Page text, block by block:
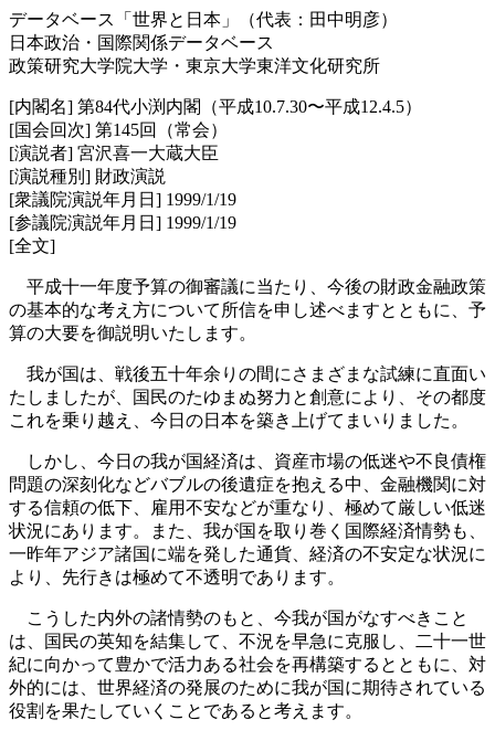
データベース「世界と日本」（代表：田中明彦）
日本政治・国際関係データベース
政策研究大学院大学・東京大学東洋文化研究所
[内閣名] 第84代小渕内閣（平成10.7.30〜平成12.4.5）
[国会回次] 第145回（常会）
[演説者] 宮沢喜一大蔵大臣
[演説種別] 財政演説
[衆議院演説年月日] 1999/1/19
[参議院演説年月日] 1999/1/19
[全文]
平成十一年度予算の御審議に当たり、今後の財政金融政策
の基本的な考え方について所信を申し述べますとともに、予
算の大要を御説明いたします。
我が国は、戦後五十年余りの間にさまざまな試練に直面い
たしましたが、国民のたゆまぬ努力と創意により、その都度
これを乗り越え、今日の日本を築き上げてまいりました。
しかし、今日の我が国経済は、資産市場の低迷や不良債権
問題の深刻化などバブルの後遺症を抱える中、金融機関に対
する信頼の低下、雇用不安などが重なり、極めて厳しい低迷
状況にあります。また、我が国を取り巻く国際経済情勢も、
一昨年アジア諸国に端を発した通貨、経済の不安定な状況に
より、先行きは極めて不透明であります。
こうした内外の諸情勢のもと、今我が国がなすべきこと
は、国民の英知を結集して、不況を早急に克服し、二十一世
紀に向かって豊かで活力ある社会を再構築するとともに、対
外的には、世界経済の発展のために我が国に期待されている
役割を果たしていくことであると考えます。